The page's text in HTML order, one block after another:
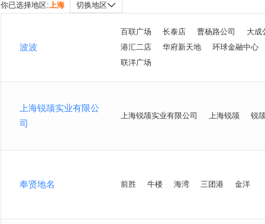
你已选择地区:上海 切换地区
波波
百联广场 长泰店 曹杨路公司
大成
港汇二店
华府新天地
环球金融中心
联洋广场
上海锐颉实业有限公
司
上海锐颉实业有限公司 上海锐颉 锐
奉贤地名 前胜 牛楼 海湾 三团港 金洋